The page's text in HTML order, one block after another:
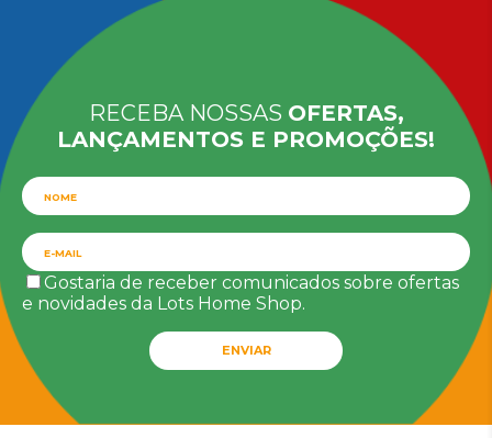
RECEBA NOSSAS OFERTAS,
LANÇAMENTOS E PROMOÇÕES!
Gostaria de receber comunicados sobre ofertas
e novidades da Lots Home Shop.
ENVIAR